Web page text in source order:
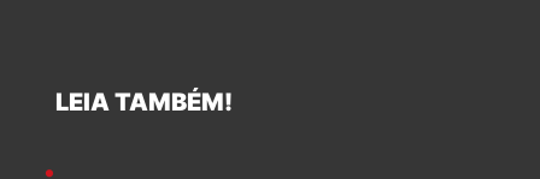
LEIA TAMBÉM!